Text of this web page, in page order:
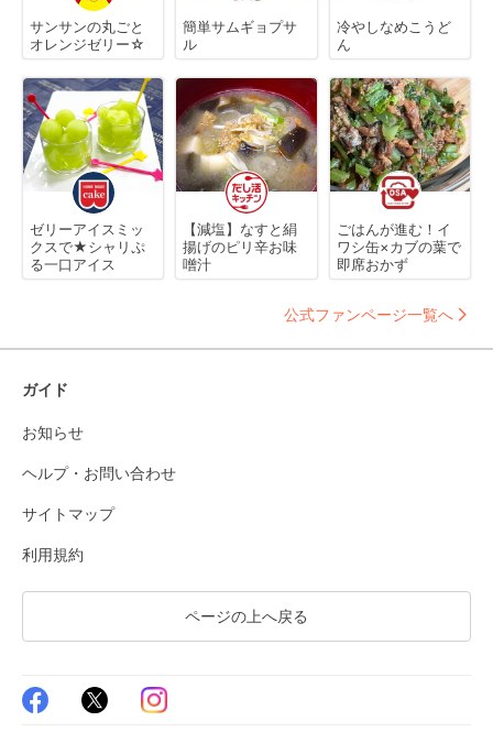
サンサンの丸ごと
オレンジゼリー☆
簡単サムギョプサ
ル
冷やしなめこうど
ん
ゼリーアイスミッ
クスで★シャリぷ
る一口アイス
【減塩】なすと絹
揚げのピリ辛お味
噌汁
ごはんが進む！イ
ワシ缶×カブの葉で
即席おかず
公式ファンページ一覧へ
ガイド
お知らせ
ヘルプ・お問い合わせ
サイトマップ
利用規約
ページの上へ戻る